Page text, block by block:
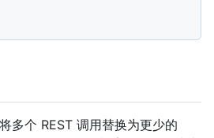
多个 REST 调用替换为更少的